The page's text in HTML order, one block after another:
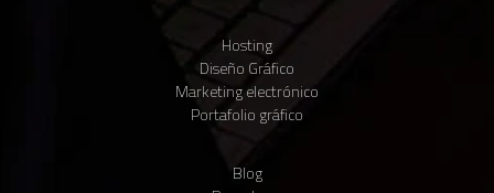
Hosting
Diseño Gráfico
Marketing electrónico
Portafolio gráfico
Blog
Para comenzar, cuéntanos tu nombre y tu WhatsApp 📱 Te enviaremos